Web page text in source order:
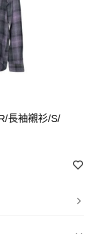
長袖襯衫/S/